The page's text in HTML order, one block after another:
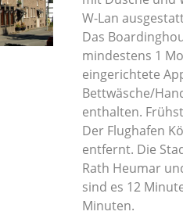
W-Lan
Das
mindestens 1
eingerichtete
Bettwäsche/
enthalten.
Der Flughafen
entfernt. Die
Rath Heumar
sind es 12
Minuten.